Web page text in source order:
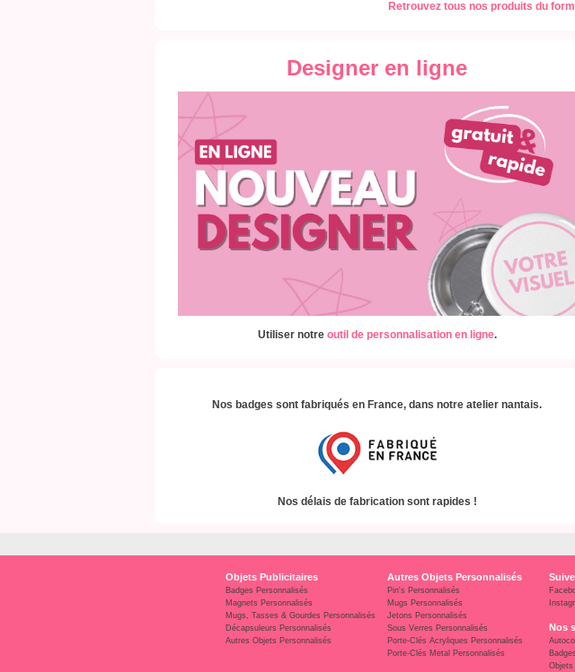
Retrouvez tous nos produits du
Designer en ligne
Utiliser notre outil de personnalisation en ligne.
Nos badges sont fabriqués en France, dans notre atelier nantais.
Nos délais de fabrication sont rapides !
Objets Publicitaires
Badges Personnalisés
Magnets Personnalisés
Mugs, Tasses & Gourdes Personnalisés
Décapsuleurs Personnalisés
Autres Objets Personnalisés
Autres Objets Personnalisés
Pin's Personnalisés
Mugs Personnalisés
Jetons Personnalisés
Sous Verres Personnalisés
Porte-Clés Acryliques Personnalisés
Porte-Clés Metal Personnalisés
Nos